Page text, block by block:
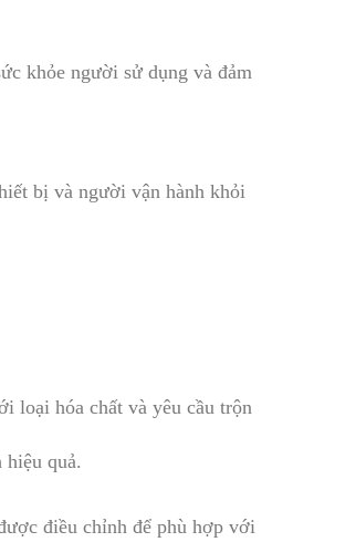
khỏe người sử dụng và đảm
bị và người vận hành khỏi
loại hóa chất và yêu cầu trộn
hiệu quả.
điều chỉnh để phù hợp với